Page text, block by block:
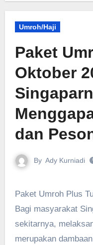
Umroh/Haji
Paket
Oktober
dan
By Ady Kurniadi
Paket Umroh Plus Turki Oktober 2024 Singaparna –
Bagi masyarakat
sekitarnya,
merupakan